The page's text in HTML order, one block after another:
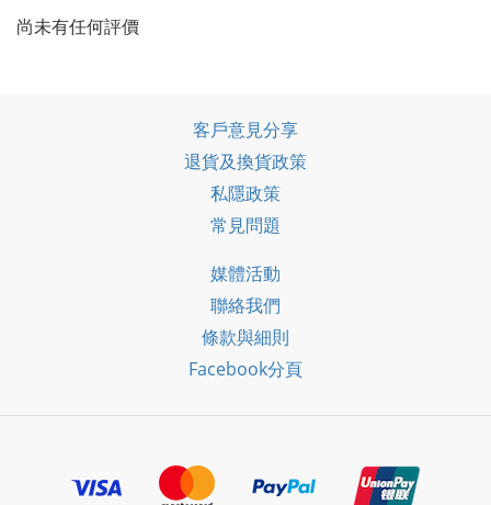
尚未有任何評價
客戶意見分享
退貨及換貨政策
私隱政策
常見問題
媒體活動
聯絡我們
條款與細則
Facebook分頁